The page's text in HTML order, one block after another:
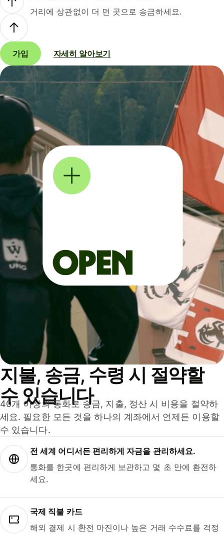
거리에 상관없이 더 먼 곳으로 송금하세요.
가입 자세히 알아보기
지불, 송금, 수령 시 절약할
수 있습니다
40개 이상의 통화로 송금, 지출, 정산 시 비용을 절약하
세요. 필요한 모든 것을 하나의 계좌에서 언제든 이용할
수 있습니다.
전 세계 어디서든 편리하게 자금을 관리하세요.
통화를 한곳에 편리하게 보관하고 몇 초 만에 환전하
세요.
국제 직불 카드
해외 결제 시 환전 마진이나 높은 거래 수수료를 걱정